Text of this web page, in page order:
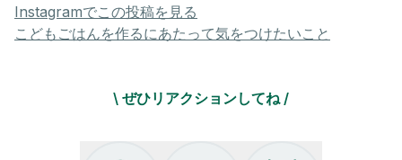
①胸肉は繊維を断つように切り、
塩少々、片栗粉小さじ2をまぶす
②肉をフライパンに並べて、
④2.3分焼いたら、
Instagramでこの投稿を見る
こどもごはんを作るにあたって気をつけたいこと
\ ぜひリアクションしてね /